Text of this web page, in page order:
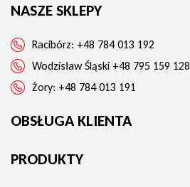
NASZE SKLEPY
Racibórz: +48 784 013 192
Wodzisław Śląski +48 795 159 128
Żory: +48 784 013 191
OBSŁUGA KLIENTA
PRODUKTY